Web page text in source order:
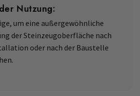
Nutzung:
um eine außergewöhnliche
der Steinzeugoberfläche nach
oder nach der Baustelle